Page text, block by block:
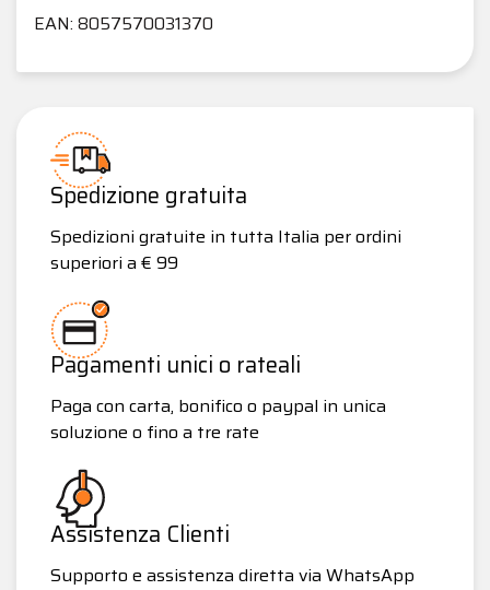
EAN: 8057570031370
Spedizione gratuita
Spedizioni gratuite in tutta Italia per ordini
superiori a € 99
Pagamenti unici o rateali
Paga con carta, bonifico o paypal in unica
soluzione o fino a tre rate
Assistenza Clienti
Supporto e assistenza diretta via WhatsApp